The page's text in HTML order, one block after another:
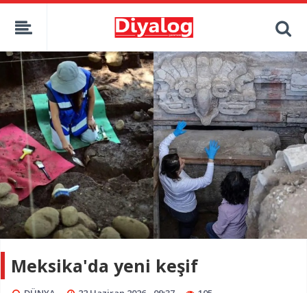
Meksika'da yeni keşif